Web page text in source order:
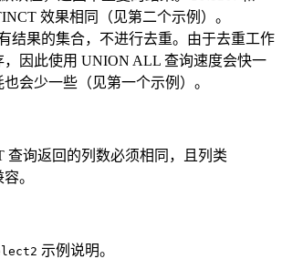
效果相同（见第二个示例）。
结果的集合，不进行去重。由于去重工作
，因此使用 UNION ALL 查询速度会快一
会少一些（见第一个示例）。
查询返回的列数必须相同，且列类
。
示例说明。